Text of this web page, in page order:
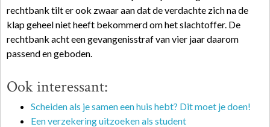
rechtbank tilt er ook zwaar aan dat de verdachte zich na de
klap geheel niet heeft bekommerd om het slachtoffer. De
rechtbank acht een gevangenisstraf van vier jaar daarom
passend en geboden.
Ook interessant:
Scheiden als je samen een huis hebt? Dit moet je doen!
Een verzekering uitzoeken als student